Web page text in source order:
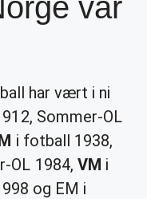
var
har vært i ni
Sommer-OL
i fotball 1938,
OL 1984, VM i
og EM i